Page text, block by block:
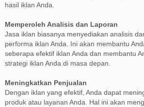
hasil iklan Anda.
Memperoleh Analisis dan Laporan
Jasa iklan biasanya menyediakan analisis
performa iklan Anda. Ini akan membantu
seberapa efektif iklan Anda dan membantu
strategi iklan Anda di masa depan.
Meningkatkan Penjualan
Dengan iklan yang efektif, Anda dapat
produk atau layanan Anda. Hal ini akan